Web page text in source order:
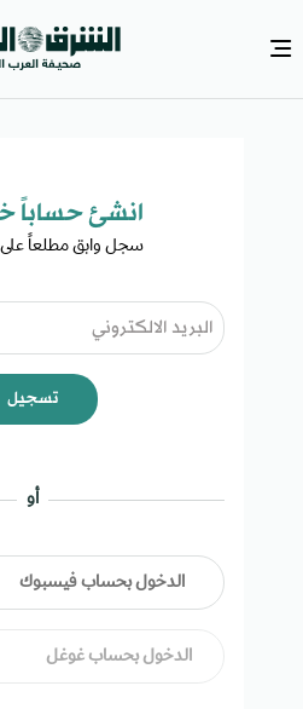
انشئ حساباً
سجل وابق مطلعاً على
تسجيل
أو
الدخول بحساب فيسبوك
الدخول بحساب غوغل